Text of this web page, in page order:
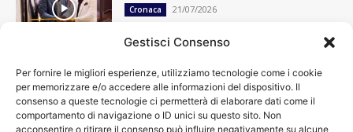
Gestisci Consenso
Per fornire le migliori esperienze, utilizziamo tecnologie come i cookie
per memorizzare e/o accedere alle informazioni del dispositivo. Il
consenso a queste tecnologie ci permetterà di elaborare dati come il
comportamento di navigazione o ID unici su questo sito. Non
acconsentire o ritirare il consenso può influire negativamente su alcune
Cronaca 21/07/2026
Cronaca
13501
Attualità
7305
top